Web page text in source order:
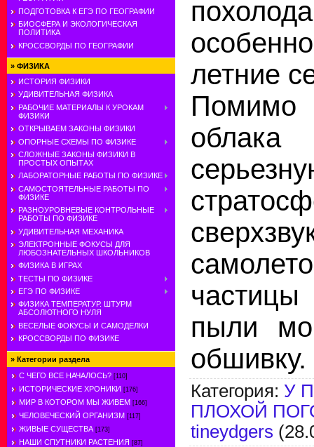
ПОДГОТОВКА К ЕГЭ ПО ГЕОГРАФИИ
БИОСФЕРА И ЭКОЛОГИЧЕСКАЯ
ПОЛИТИКА
КРОССВОРДЫ ПО ГЕОГРАФИИ
» ФИЗИКА
ИСТОРИЯ ФИЗИКИ
УДИВИТЕЛЬНАЯ ФИЗИКА
РАБОЧИЕ МАТЕРИАЛЫ К УРОКАМ
ФИЗИКИ
ОТКРЫВАЕМ ЗАКОНЫ ФИЗИКИ
ОПОРНЫЕ СХЕМЫ ПО ФИЗИКЕ
СЛОЖНЫЕ ЗАКОНЫ ФИЗИКИ В
ПРОСТЫХ ОПЫТАХ
ЛАБОРАТОРНЫЕ РАБОТЫ ПО ФИЗИКЕ
САМОСТОЯТЕЛЬНЫЕ РАБОТЫ ПО
ФИЗИКЕ
РАЗНОУРОВНЕВЫЕ КОНТРОЛЬНЫЕ
РАБОТЫ ПО ФИЗИКЕ
УДИВИТЕЛЬНАЯ МЕХАНИКА
ЭЛЕКТРОННЫЕ ФОКУСЫ ДЛЯ
ЛЮБОЗНАТЕЛЬНЫХ ШКОЛЬНИКОВ
ФИЗИКА В ИГРАХ
ТЕСТЫ ПО ФИЗИКЕ
ЕГЭ ПО ФИЗИКЕ
ФИЗИКА ТЕМПЕРАТУР. ШТУРМ
АБСОЛЮТНОГО НУЛЯ
ВЕСЕЛЫЕ ФОКУСЫ И САМОДЕЛКИ
КРОССВОРДЫ ПО ФИЗИКЕ
» Категории раздела
С ЧЕГО ВСЕ НАЧАЛОСЬ? [110]
ИСТОРИЧЕСКИЕ ХРОНИКИ [176]
МИР В КОТОРОМ МЫ ЖИВЕМ [166]
ЧЕЛОВЕЧЕСКИЙ ОРГАНИЗМ [117]
ЖИВЫЕ СУЩЕСТВА [173]
НАШИ СПУТНИКИ РАСТЕНИЯ [87]
летние
Помимо
облака
частицы
пыли
обшивку.
Категория: У
ПЛОХОЙ
tineydgers